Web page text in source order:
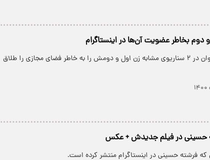
دوم بخاطر عضویت آن‌ها در اینستاگرام
پارسینه: مرد جوان در ۲ سناریوی مشابه زن اول و دومش را به خاطر فضای مجازی را طلاق
حسینی در فیلم جدیدش + عکس
فرشته حسینی در اینستاگرام منتشر کرده است.